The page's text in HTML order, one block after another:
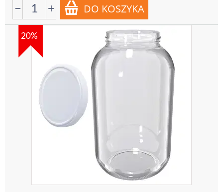
− +
20%